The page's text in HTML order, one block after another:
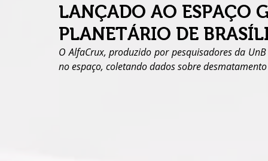
LANÇADO AO ESPAÇO
PLANETÁRIO DE
O AlfaCrux, produzido por pesquisadores da
no espaço, coletando dados sobre